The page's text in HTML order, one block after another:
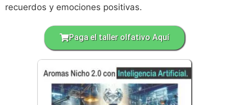
recuerdos y emociones positivas.
Paga el taller olfativo Aquí